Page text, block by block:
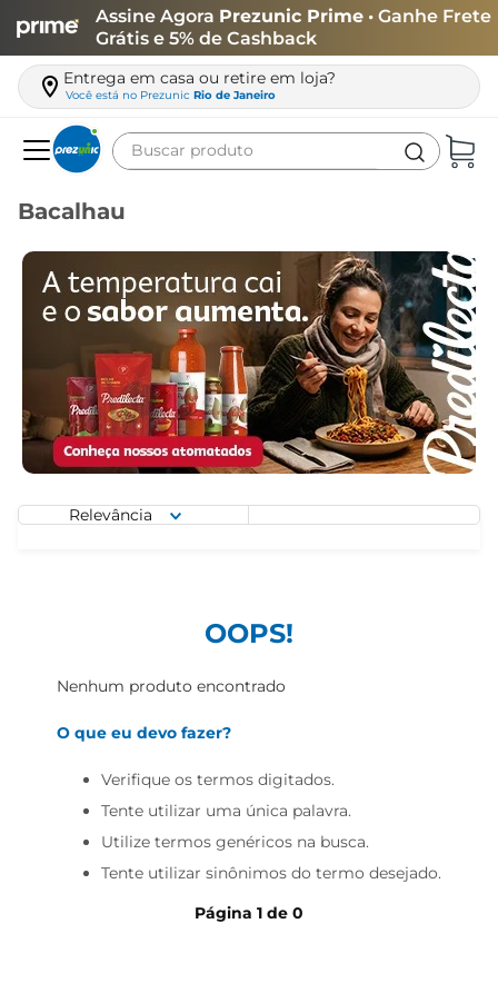
Assine Agora Prezunic Prime • Ganhe Frete
Grátis e 5% de Cashback
Entrega em casa ou retire em loja?
Você está no Prezunic Rio de Janeiro
Buscar produto
Bacalhau
Relevância
OOPS!
Nenhum produto encontrado
O que eu devo fazer?
Verifique os termos digitados.
Tente utilizar uma única palavra.
Utilize termos genéricos na busca.
Tente utilizar sinônimos do termo desejado.
Página 1de 0
café
azeite
biscoito
arroz